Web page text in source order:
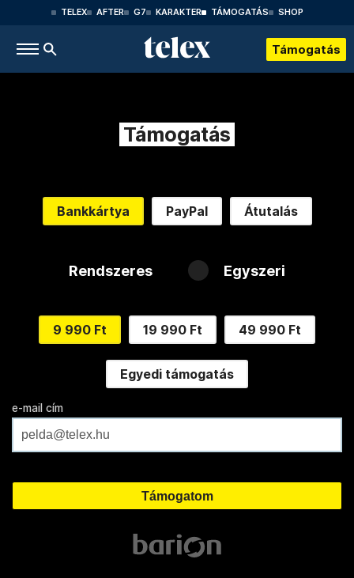
TELEX AFTER G7 KARAKTER TÁMOGATÁS SHOP
Támogatás
Támogatás
Bankkártya PayPal Átutalás
Rendszeres Egyszeri
9 990 Ft 19 990 Ft 49 990 Ft
Egyedi támogatás
e-mail cím